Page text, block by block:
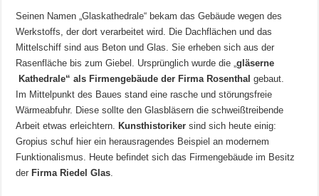
Seinen Namen „Glaskathedrale“ bekam das Gebäude wegen des
Werkstoffs, der dort verarbeitet wird. Die Dachflächen und das
Mittelschiff sind aus Beton und Glas. Sie erheben sich aus der
Rasenfläche bis zum Giebel. Ursprünglich wurde die „gläserne
Kathedrale“ als Firmengebäude der Firma Rosenthal gebaut.
Im Mittelpunkt des Baues stand eine rasche und störungsfreie
Wärmeabfuhr. Diese sollte den Glasbläsern die schweißtreibende
Arbeit etwas erleichtern.Kunsthistoriker sind sich heute einig:
Gropius schuf hier ein herausragendes Beispiel an modernem
Funktionalismus. Heute befindet sich das Firmengebäude im Besitz
derFirma Riedel Glas